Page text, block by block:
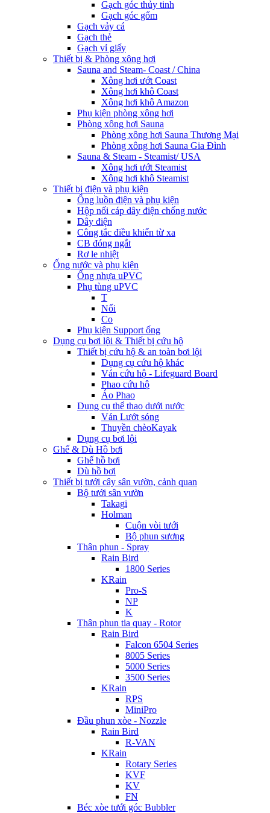
Gạch góc thủy tinh
Gạch góc gốm
Gạch vảy cá
Gạch thẻ
Gạch vỉ giấy
Thiết bị & Phòng xông hơi
Sauna and Steam- Coast / China
Xông hơi ướt Coast
Xông hơi khô Coast
Xông hơi khô Amazon
Phụ kiện phòng xông hơi
Phòng xông hơi Sauna
Phòng xông hơi Sauna Thương Mại
Phòng xông hơi Sauna Gia Đình
Sauna & Steam - Steamist/ USA
Xông hơi ướt Steamist
Xông hơi khô Steamist
Thiết bị điện và phụ kiện
Ống luồn điện và phụ kiện
Hộp nối cáp dây điện chống nước
Dây điện
Công tắc điều khiển từ xa
CB đóng ngắt
Rơ le nhiệt
Ống nước và phụ kiện
Ống nhựa uPVC
Phụ tùng uPVC
T
Nối
Co
Phụ kiện Support ống
Dụng cụ bơi lội & Thiết bị cứu hộ
Thiết bị cứu hộ & an toàn bơi lội
Dụng cụ cứu hộ khác
Ván cứu hộ - Lifeguard Board
Phao cứu hộ
Áo Phao
Dụng cụ thể thao dưới nước
Ván Lướt sóng
Thuyền chèoKayak
Dụng cụ bơi lội
Ghế & Dù Hồ bơi
Ghế hồ bơi
Dù hồ bơi
Thiết bị tưới cây sân vườn, cảnh quan
Bộ tưới sân vườn
Takagi
Holman
Cuộn vòi tưới
Bộ phun sương
Thân phun - Spray
Rain Bird
1800 Series
KRain
Pro-S
NP
K
Thân phun tia quay - Rotor
Rain Bird
Falcon 6504 Series
8005 Series
5000 Series
3500 Series
KRain
RPS
MiniPro
Đầu phun xòe - Nozzle
Rain Bird
R-VAN
KRain
Rotary Series
KVF
KV
FN
Béc xòe tưới góc Bubbler